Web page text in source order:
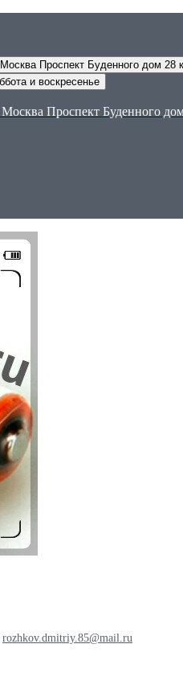
самовывоза: - Москва, Проспект Буденного дом 14. - Москва Проспект
и воскресенье
Проспект Буденного
rozhkov.dmitriy.85@mail.ru